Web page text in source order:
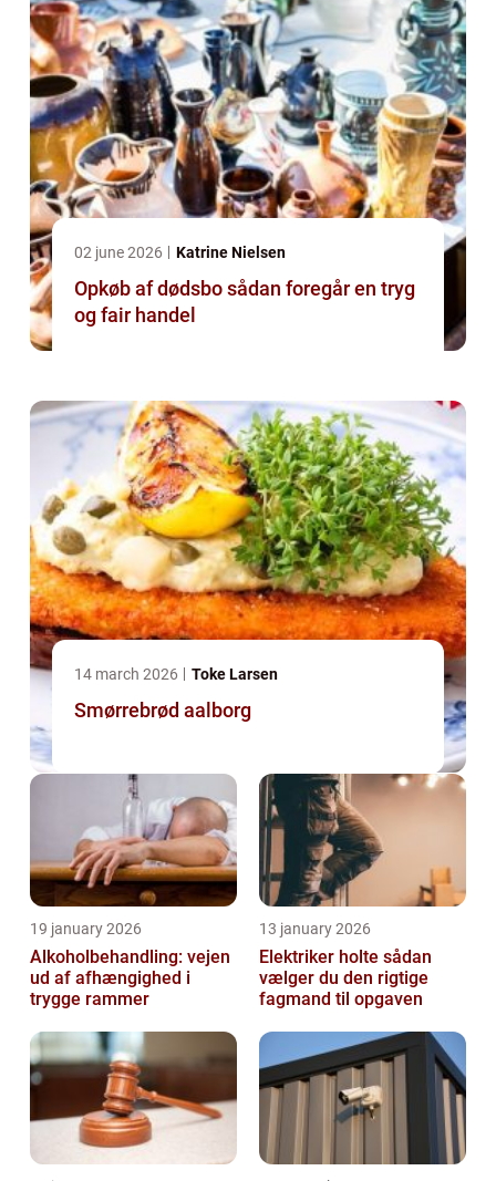
02 june 2026 Katrine Nielsen
Opkøb af dødsbo sådan foregår en tryg
og fair handel
14 march 2026 Toke Larsen
Smørrebrød aalborg
19 january 2026
Alkoholbehandling: vejen
ud af afhængighed i
trygge rammer
13 january 2026
Elektriker holte sådan
vælger du den rigtige
fagmand til opgaven